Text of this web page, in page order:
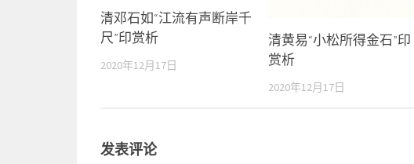
清邓石如“江流有声断岸千
尺”印赏析
2020年12月17日
清黄易“小松所得金石”印
赏析
2020年12月17日
发表评论